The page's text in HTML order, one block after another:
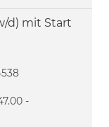
d) mit Start
-